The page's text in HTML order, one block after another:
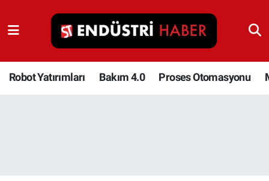
Robot Yatırımları Bakım 4.0 Proses Otomasyonu
Robot Yatırımları
Bakım 4.0